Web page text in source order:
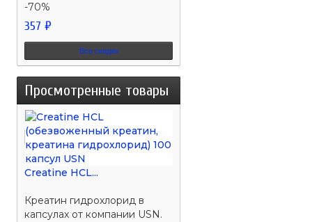
-70%
357 ₽
Все скидки
Просмотренные товары
Creatine HCL...
Креатин гидрохлорид в
капсулах от компании USN.